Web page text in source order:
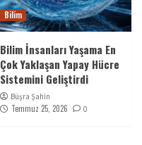
Bilim
Bilim İnsanları Yaşama En
Çok Yaklaşan Yapay Hücre
Sistemini Geliştirdi
Büşra Şahin
Temmuz 25, 2026 0